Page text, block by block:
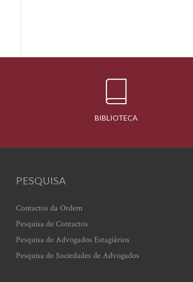
BIBLIOTECA
PESQUISA
Contactos da Ordem
Pesquisa de Contactos
Pesquisa de Advogados Estagiários
Pesquisa de Sociedades de Advogados